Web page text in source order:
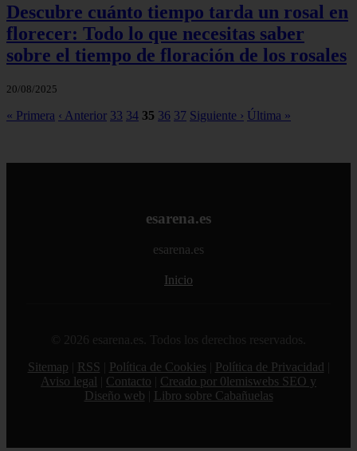
Descubre cuánto tiempo tarda un rosal en
florecer: Todo lo que necesitas saber
sobre el tiempo de floración de los rosales
20/08/2025
« Primera ‹ Anterior 33 34 35 36 37 Siguiente › Última »
esarena.es
esarena.es
Inicio
© 2026 esarena.es. Todos los derechos reservados.
Sitemap
RSS Política de Cookies Política de Privacidad
Aviso legal
Contacto
Creado por 0lemiswebs SEO y
Diseño web
Libro sobre Cabañuelas